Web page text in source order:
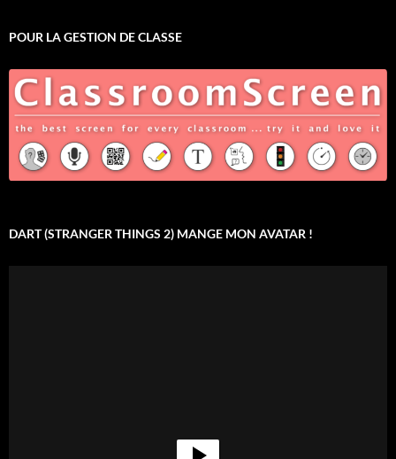
POUR LA GESTION DE CLASSE
DART (STRANGER THINGS 2) MANGE MON AVATAR !